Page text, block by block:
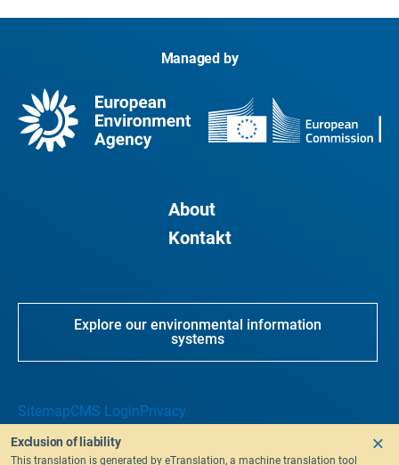
Managed by
About
Kontakt
Explore our environmental information
systems
SitemapCMS LoginPrivacy
Exclusion of liability
This translation is generated by eTranslation, a machine translation tool